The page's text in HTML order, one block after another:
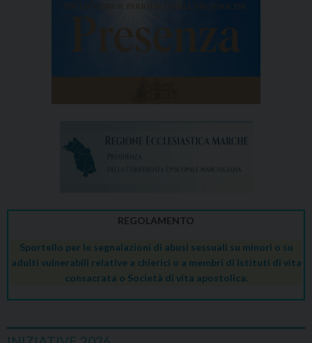
REGOLAMENTO
Sportello per le segnalazioni di abusi sessuali su minori o su
adulti vulnerabili relative a chierici o a membri di Istituti di vita
consacrata o Società di vita apostolica.